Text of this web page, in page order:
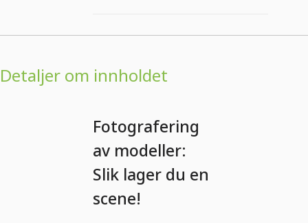
Detaljer om innholdet
Fotografering
av modeller:
Slik lager du en
scene!